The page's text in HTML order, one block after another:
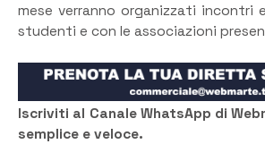
mese verranno organizzati incontri
studenti e con le associazioni
Iscriviti al Canale WhatsApp di
semplice e veloce.